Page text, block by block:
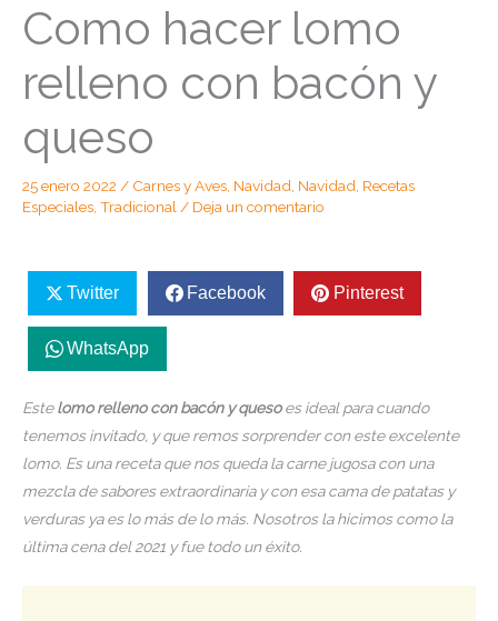
Como hacer lomo
relleno con bacón y
queso
25 enero 2022 / Carnes y Aves Navidad Navidad Recetas
Especiales Tradicional / Deja un comentario
Twitter Facebook Pinterest
WhatsApp
Estelomo relleno con bacón y quesoes ideal para cuando
tenemos invitado, y que remos sorprender con este excelente
lomo. Es una receta que nos queda la carne jugosa con una
mezcla de sabores extraordinaria y con esa cama de patatas y
verduras ya es lo más de lo más. Nosotros la hicimos como la
última cena del 2021 y fue todo un éxito.